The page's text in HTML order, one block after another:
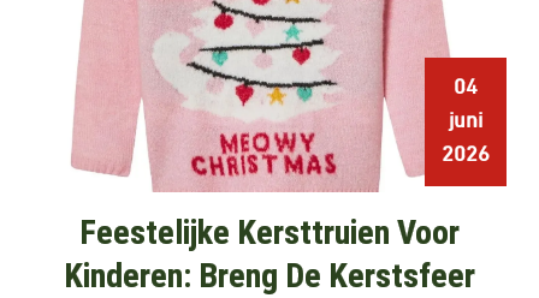
04
juni
2026
Feestelijke Kersttruien Voor
Kinderen: Breng De Kerstsfeer